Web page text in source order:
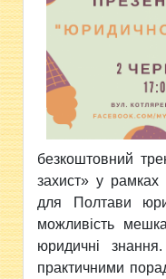
безкоштовний
захист» у рамках
для
Полтави
можливість
юридичні
практичними